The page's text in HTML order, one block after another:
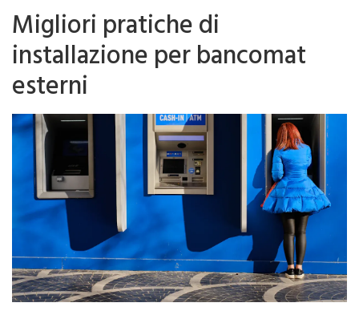
Migliori pratiche di
installazione per bancomat
esterni